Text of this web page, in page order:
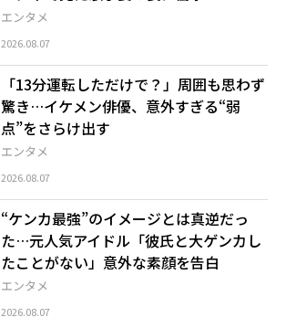
エンタメ
2026.08.07
エンタメ
「13分運転しただけで？」周囲も思わず
驚き…イケメン俳優、意外すぎる“弱
点”をさらけ出す
2026.08.07
エンタメ
“ケンカ最強”のイメージとは真逆だっ
た…元人気アイドル「彼氏と大ゲンカし
たことがない」意外な素顔を告白
2026.08.07